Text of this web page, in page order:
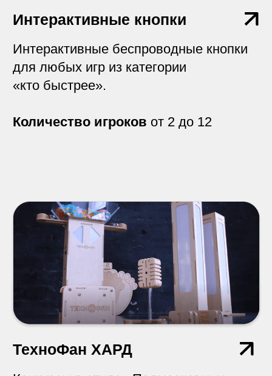
Взрыв мозга
Спиннер 360
Количество игроковот 2 до 12